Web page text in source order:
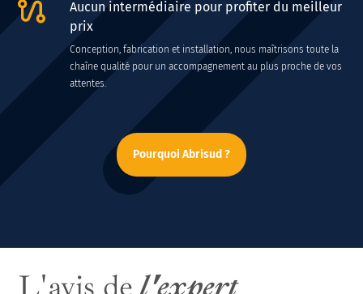
Aucun intermédiaire pour profiter du meilleur
prix
Conception, fabrication et installation, nous maîtrisons toute la
chaîne qualité pour un accompagnement au plus proche de vos
attentes.
Pourquoi Abrisud ?
L'avis del'expert